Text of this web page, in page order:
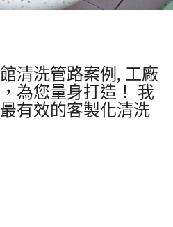
清洗管路案例, 工廠
為您量身打造！ 我
有效的客製化清洗